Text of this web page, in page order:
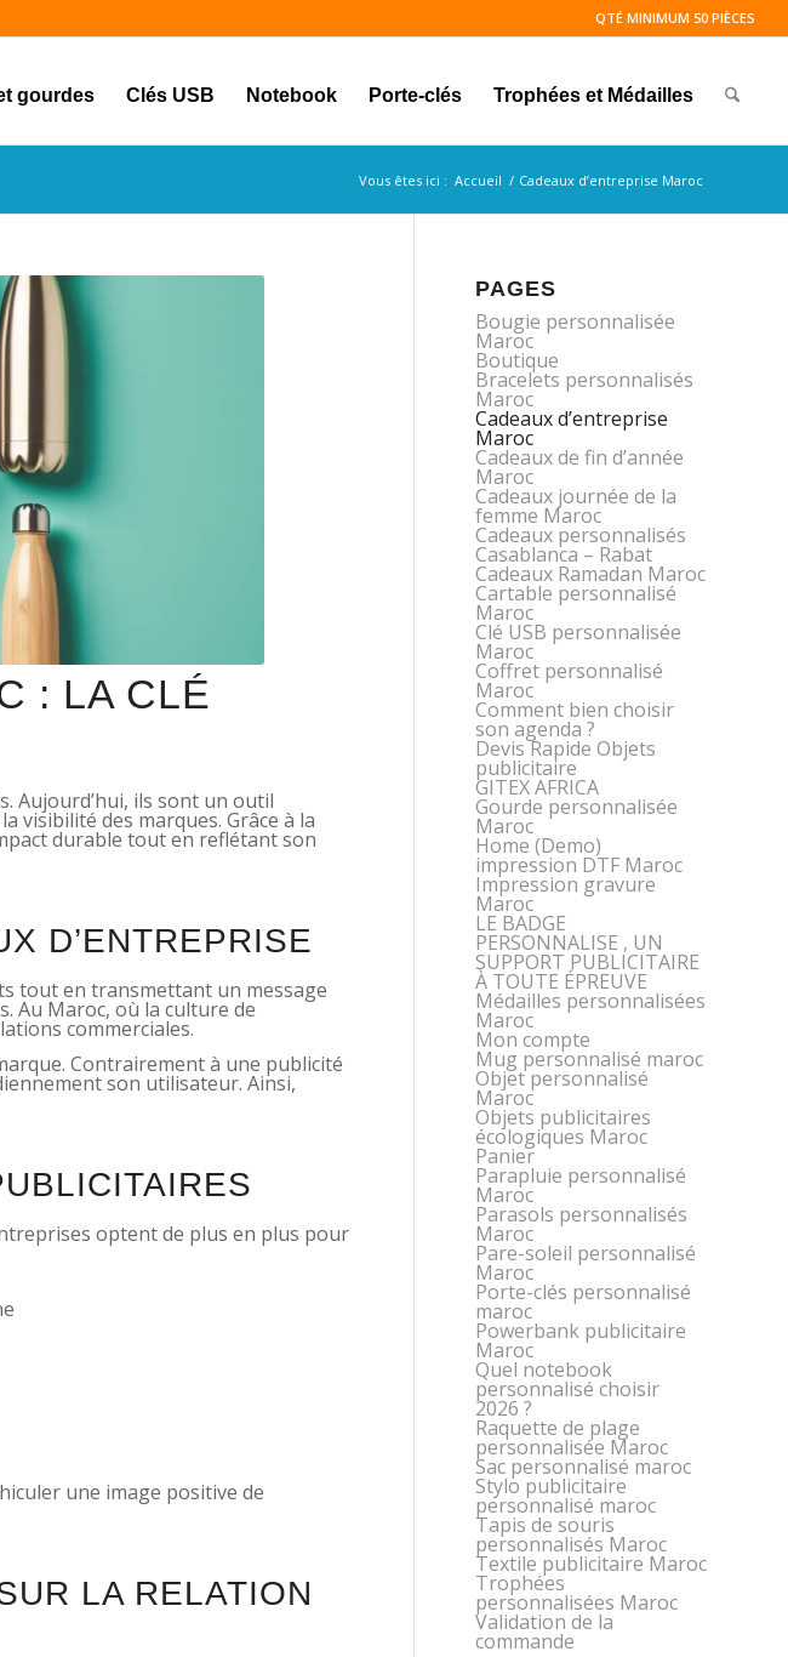
QTÉ MINIMUM 50 PIÈCES
gourdes Clés USB Notebook Porte-clés Trophées et Médailles
Vous êtes ici : Accueil / Cadeaux d’entreprise Maroc
: LA CLÉ
Aujourd’hui, ils sont un outil
visibilité des marques. Grâce à la
durable tout en reflétant son
D’ENTREPRISE
tout en transmettant un message
Au Maroc, où la culture de
commerciales.
Contrairement à une publicité
son utilisateur. Ainsi,
optent de plus en plus pour
une image positive de
LA RELATION
PAGES
Bougie personnalisée
Maroc
Boutique
Bracelets personnalisés
Maroc
Cadeaux d’entreprise
Maroc
Cadeaux de fin d’année
Maroc
Cadeaux journée de la
femme Maroc
Cadeaux personnalisés
Casablanca – Rabat
Cadeaux Ramadan Maroc
Cartable personnalisé
Maroc
Clé USB personnalisée
Maroc
Coffret personnalisé
Maroc
Comment bien choisir
son agenda ?
Devis Rapide Objets
publicitaire
GITEX AFRICA
Gourde personnalisée
Maroc
Home (Demo)
impression DTF Maroc
Impression gravure
Maroc
LE BADGE
PERSONNALISE , UN
SUPPORT PUBLICITAIRE
À TOUTE ÉPREUVE
Médailles personnalisées
Maroc
Mon compte
Mug personnalisé maroc
Objet personnalisé
Maroc
Objets publicitaires
écologiques Maroc
Panier
Parapluie personnalisé
Maroc
Parasols personnalisés
Maroc
Pare-soleil personnalisé
Maroc
Porte-clés personnalisé
maroc
Powerbank publicitaire
Maroc
Quel notebook
personnalisé choisir
2026 ?
Raquette de plage
personnalisée Maroc
Sac personnalisé maroc
Stylo publicitaire
personnalisé maroc
Tapis de souris
personnalisés Maroc
Textile publicitaire Maroc
Trophées
personnalisées Maroc
Validation de la
commande